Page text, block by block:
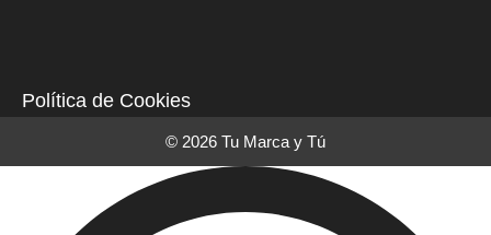
Política de Cookies
© 2026 Tu Marca y Tú